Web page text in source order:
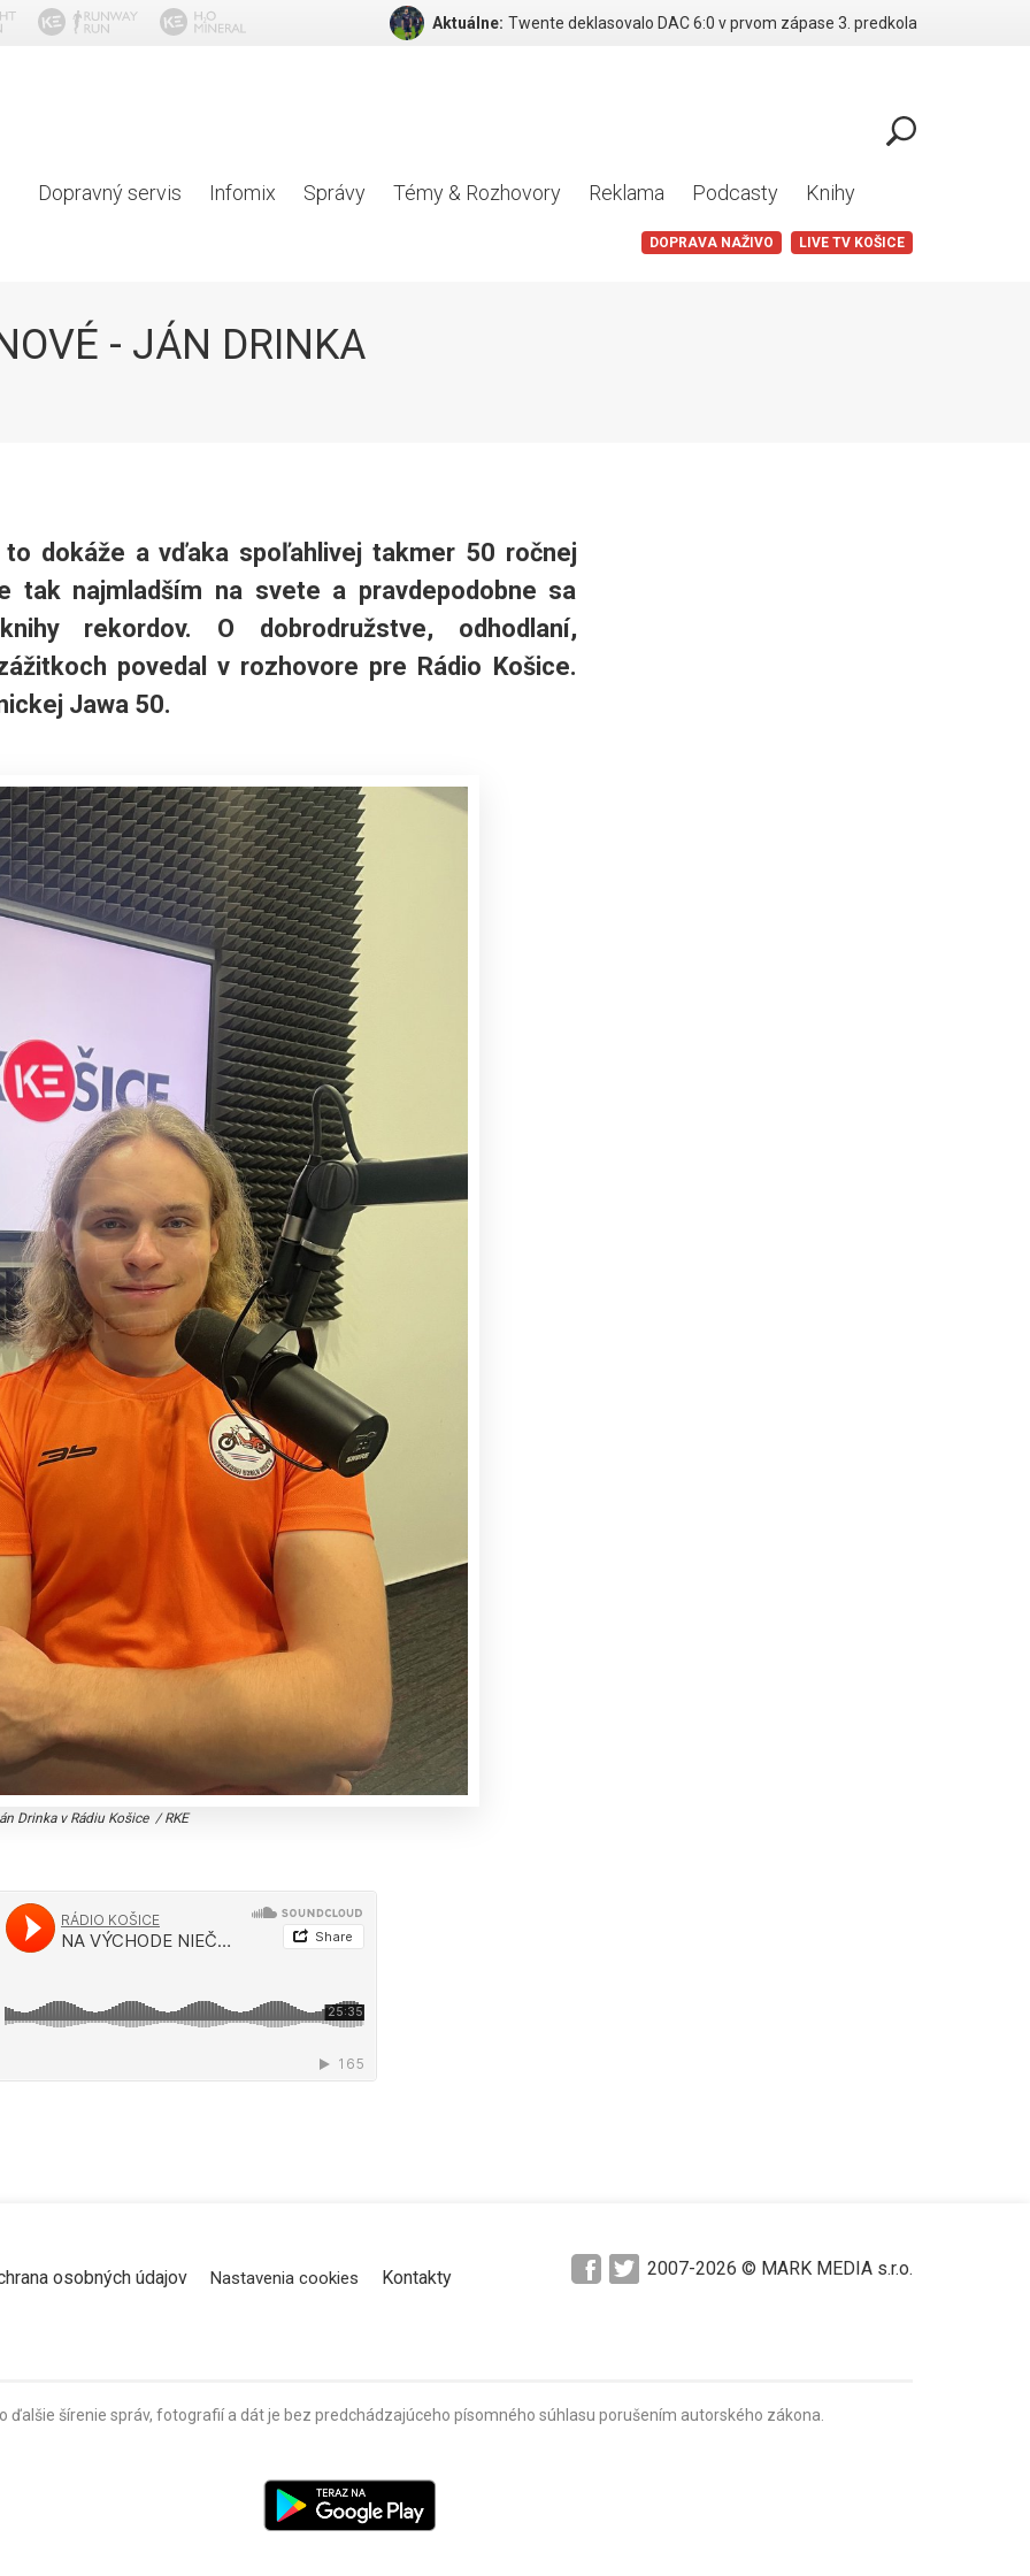
Aktuálne: Twente deklasovalo DAC 6:0 v prvom zápase 3. predkola
Dopravný servis Infomix Správy Témy & Rozhovory Reklama Podcasty Knihy
DOPRAVA NAŽIVO LIVE TV KOŠICE
- JÁN DRINKA
dokáže a vďaka spoľahlivej takmer 50 ročnej
najmladším na svete a pravdepodobne sa
rekordov. O dobrodružstve, odhodlaní,
povedal v rozhovore pre Rádio Košice.
Jawa 50.
Drinka v Rádiu Košice /RKE
osobných údajov Nastavenia cookies Kontakty 2007-2026 © MARK MEDIA s.r.o.
ďalšie šírenie správ, fotografií a dát je bez predchádzajúceho písomného súhlasu porušením autorského zákona.